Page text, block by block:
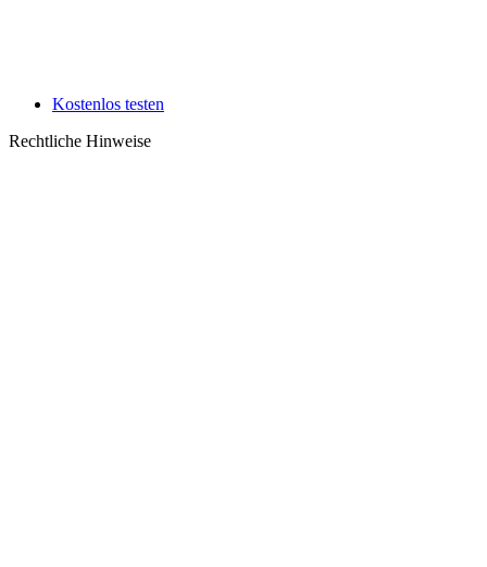
Kostenlos testen
Rechtliche Hinweise